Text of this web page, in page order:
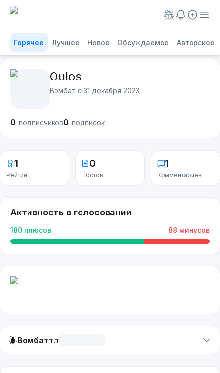
Горячее Лучшее Новое Обсуждаемое Авторское
Oulos
Вомбат с 31 декабря 2023
0 подписчиков0 подписок
1
Рейтинг
0
Постов
1
Комментариев
Активность в голосовании
180 плюсов 88 минусов
🪲Вомбаттл